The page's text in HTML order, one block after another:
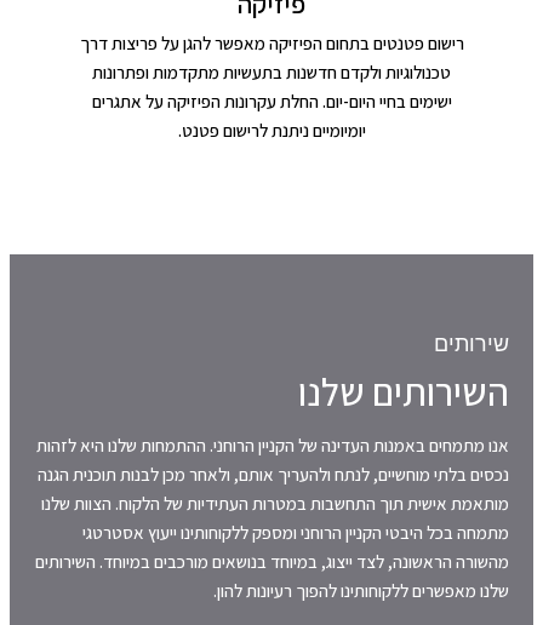
רישום פטנטים בתחום הפיזיקה מאפשר להגן על פריצות דרך
טכנולוגיות ולקדם חדשנות בתעשיות מתקדמות ופתרונות
ישימים בחיי היום-יום. החלת עקרונות הפיזיקה על אתגרים
יומיומיים ניתנת לרישום פטנט.
שירותים
השירותים שלנו
אנו מתמחים באמנות העדינה של הקניין הרוחני. ההתמחות שלנו היא לזהות
נכסים בלתי מוחשיים, לנתח ולהעריך אותם, ולאחר מכן לבנות תוכנית הגנה
מותאמת אישית תוך התחשבות במטרות העתידיות של הלקוח. הצוות שלנו
מתמחה בכל היבטי הקניין הרוחני ומספק ללקוחותינו ייעוץ אסטרטגי
מהשורה הראשונה, לצד ייצוג, במיוחד בנושאים מורכבים במיוחד. השירותים
שלנו מאפשרים ללקוחותינו להפוך רעיונות להון.